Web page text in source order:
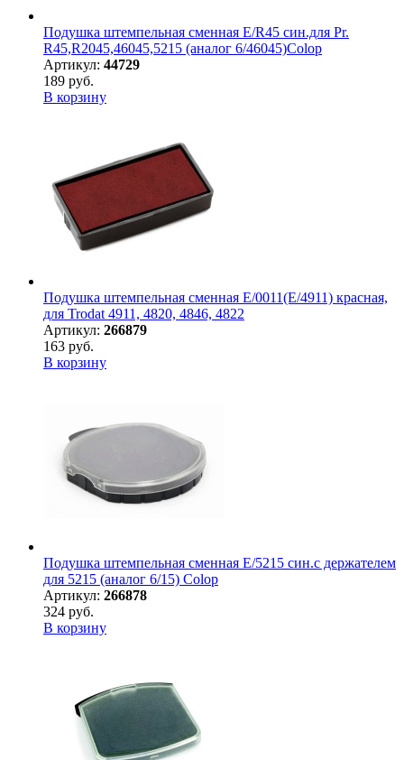
Подушка штемпельная сменная E/R45 син.для Pr.
R45,R2045,46045,5215 (аналог 6/46045)Colop
Артикул: 44729
189 руб.
В корзину
Подушка штемпельная сменная E/0011(E/4911) красная,
для Trodat 4911, 4820, 4846, 4822
Артикул: 266879
163 руб.
В корзину
Подушка штемпельная сменная E/5215 син.с держателем
для 5215 (аналог 6/15) Colop
Артикул: 266878
324 руб.
В корзину